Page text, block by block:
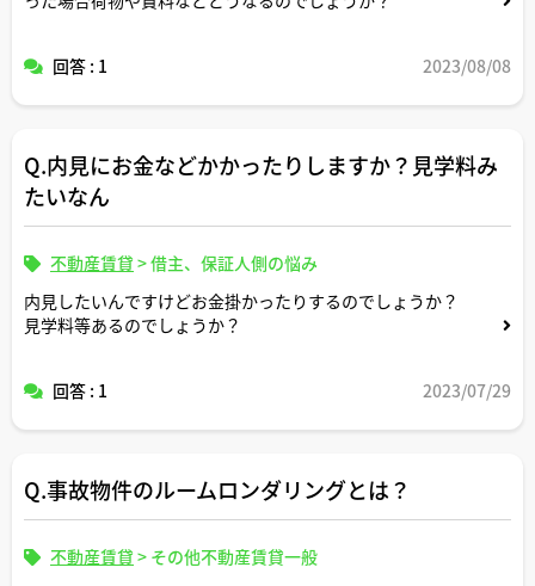
回答 : 1 2023/08/08
Q.内見にお金などかかったりしますか？見学料み
たいなん
不動産賃貸 >借主、保証人側の悩み
内見したいんですけどお金掛かったりするのでしょうか？
見学料等あるのでしょうか？
回答 : 1 2023/07/29
Q.事故物件のルームロンダリングとは？
不動産賃貸 > その他不動産賃貸一般